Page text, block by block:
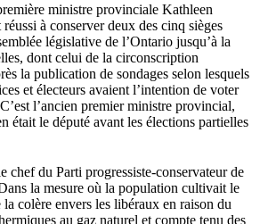
ministre provinciale Kathleen
réussi à conserverdeux des cinq sièges
législative de l’Ontario jusqu’à la
, dont celui de la circonscription
la publication de sondages selon lesquels
et électeurs avaient l’intention de voter
C’est l’ancien premierministre provincial,
était le député avant les élections partielles
chef du Parti progressiste-conservateurde
la mesure où la population cultivait le
la colère envers les libéraux en raison du
au gaz naturel et compte tenu des